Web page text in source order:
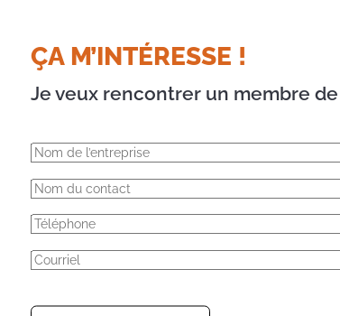
ÇA M’INTÉRESSE !
Je veux rencontrer un membre